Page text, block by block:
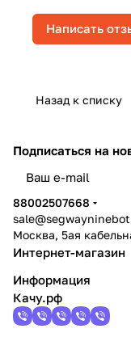
Написать
Назад к списку
Подписаться на
88002507668
Москва, 5ая
Интернет-магазин
Информация
Качу.рф